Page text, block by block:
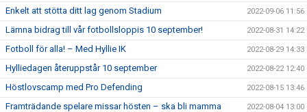
Enkelt att stötta ditt lag genom Stadium 2022-09-06 11:56
Lämna bidrag till vår fotbollsloppis 10 september! 2022-08-31 14:22
Fotboll för alla! – Med Hyllie IK 2022-08-29 14:33
Hylliedagen återuppstår 10 september 2022-08-22 12:40
Höstlovscamp med Pro Defending 2022-08-15 13:46
Framträdande spelare missar hösten – ska bli mamma 2022-08-04 13:00